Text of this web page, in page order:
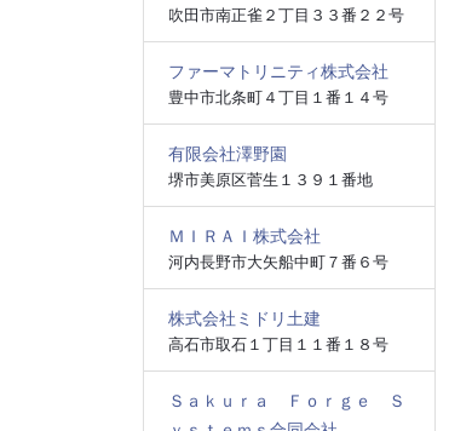
吹田市南正雀２丁目３３番２２号
ファーマトリニティ株式会社
豊中市北条町４丁目１番１４号
有限会社澤野園
堺市美原区菅生１３９１番地
ＭＩＲＡＩ株式会社
河内長野市大矢船中町７番６号
株式会社ミドリ土建
高石市取石１丁目１１番１８号
Ｓａｋｕｒａ Ｆｏｒｇｅ Ｓ